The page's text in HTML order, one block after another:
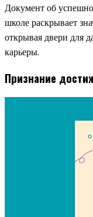
Документ об
школе раскрывает
открывая двери для
карьеры.
Признание